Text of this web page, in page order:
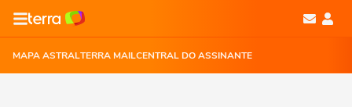
MAPA ASTRALTERRA MAILCENTRAL DO ASSINANTE